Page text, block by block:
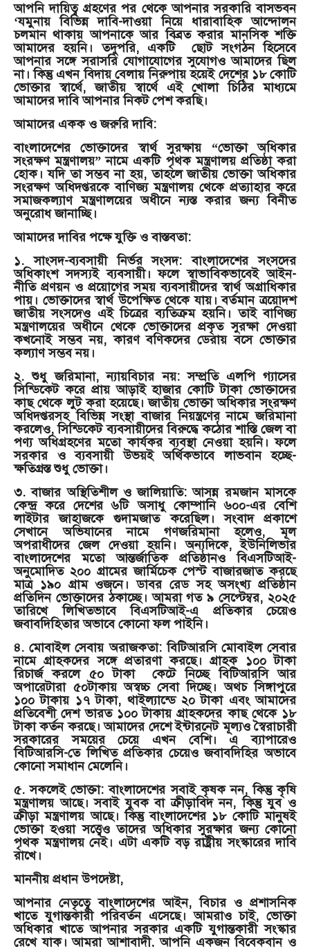
আপনি দায়িত্ব গ্রহণের পর থেকে আপনার সরকারি বাসভবন
‘যমুনায় বিভিন্ন দাবি-দাওয়া নিয়ে ধারাবাহিক আন্দোলন
চলমান থাকায় আপনাকে আর বিব্রত করার মানসিক শক্তি
আমাদের হয়নি। তদুপরি, একটি ছোট সংগঠন হিসেবে
আপনার সঙ্গে সরাসরি যোগাযোগের সুযোগও আমাদের ছিল
না। কিন্তু এখন বিদায় বেলায় নিরুপায় হয়েই দেশের ১৮ কোটি
ভোক্তার স্বার্থে, জাতীয় স্বার্থে এই খোলা চিঠির মাধ্যমে
আমাদের দাবি আপনার নিকট পেশ করছি।
আমাদের একক ও জরুরি দাবি:
বাংলাদেশের ভোক্তাদের স্বার্থ সুরক্ষায় “ভোক্তা অধিকার
সংরক্ষণ মন্ত্রণালয়” নামে একটি পৃথক মন্ত্রণালয় প্রতিষ্ঠা করা
হোক। যদি তা সম্ভব না হয়, তাহলে জাতীয় ভোক্তা অধিকার
সংরক্ষণ অধিদপ্তরকে বাণিজ্য মন্ত্রণালয় থেকে প্রত্যাহার করে
সমাজকল্যাণ মন্ত্রণালয়ের অধীনে ন্যস্ত করার জন্য বিনীত
অনুরোধ জানাচ্ছি।
আমাদের দাবির পক্ষে যুক্তি ও বাস্তবতা:
১. সাংসদ-ব্যবসায়ী নির্ভর সংসদ: বাংলাদেশের সংসদের
অধিকাংশ সদস্যই ব্যবসায়ী। ফলে স্বাভাবিকভাবেই আইন-
নীতি প্রণয়ন ও প্রয়োগের সময় ব্যবসায়ীদের স্বার্থ অগ্রাধিকার
পায়। ভোক্তাদের স্বার্থ উপেক্ষিত থেকে যায়। বর্তমান ত্রয়োদশ
জাতীয় সংসদেও এই চিত্রের ব্যতিক্রম হয়নি। তাই বাণিজ্য
মন্ত্রণালয়ের অধীনে থেকে ভোক্তাদের প্রকৃত সুরক্ষা দেওয়া
কখনোই সম্ভব নয়, কারণ বণিকদের ডেরায় বসে ভোক্তার
কল্যাণ সম্ভব নয়।
২. শুধু জরিমানা, ন্যায়বিচার নয়: সম্প্রতি এলপি গ্যাসের
সিন্ডিকেট করে প্রায় আড়াই হাজার কোটি টাকা ভোক্তাদের
কাছ থেকে লুট করা হয়েছে। জাতীয় ভোক্তা অধিকার সংরক্ষণ
অধিদপ্তরসহ বিভিন্ন সংস্থা বাজার নিয়ন্ত্রণের নামে জরিমানা
করলেও, সিন্ডিকেট ব্যবসায়ীদের বিরুদ্ধে কঠোর শাস্তি জেল বা
পণ্য অধিগ্রহণের মতো কার্যকর ব্যবস্থা নেওয়া হয়নি। ফলে
সরকার ও ব্যবসায়ী উভয়ই অর্থিকভাবে লাভবান হচ্ছে-
ক্ষতিগ্রস্ত শুধু ভোক্তা।
৩. বাজার অস্থিতিশীল ও জালিয়াতি: আসন্ন রমজান মাসকে
কেন্দ্র করে দেশের ৬টি অসাধু কোম্পানি ৬০০-এর বেশি
লাইটার জাহাজকে গুদামজাত করেছিল। সংবাদ প্রকাশে
সেখানে অভিযানের নামে গণজরিমানা হলেও, মূল
অপরাধীদের জেল দেওয়া হয়নি। অন্যদিকে, ইউনিলিভার
বাংলাদেশের মতো আন্তর্জাতিক প্রতিষ্ঠানও বিএসটিআই-
অনুমোদিত ২০০ গ্রামের জার্মিচেক পেস্ট বাজারজাত করছে
মাত্র ১৯০ গ্রাম ওজনে। ডাবর রেড সহ অসংখ্য প্রতিষ্ঠান
প্রতিদিন ভোক্তাদের ঠকাচ্ছে। আমরা গত ৯ সেপ্টেম্বর, ২০২৫
তারিখে লিখিতভাবে বিএসটিআই-এ প্রতিকার চেয়েও
জবাবদিহিতার অভাবে কোনো ফল পাইনি।
৪. মোবাইল সেবায় অরাজকতা: বিটিআরসি মোবাইল সেবার
নামে গ্রাহকদের সঙ্গে প্রতারণা করছে। গ্রাহক ১০০ টাকা
রিচার্জ করলে ৫০ টাকা কেটে নিচ্ছে বিটিআরসি আর
অপারেটারা ৫০টাকায় অস্বচ্চ সেবা দিচ্ছে। অথচ সিঙ্গাপুরে
১০০ টাকায় ১৭ টাকা, থাইল্যান্ডে ২০ টাকা এবং আমাদের
প্রতিবেশী দেশ ভারত ১০০ টাকায় গ্রাহকদের কাছ থেকে ১৮
টাকা কর্তন করছে। আমাদের দেশে ইন্টারনেট মূল্যও স্বৈরাচারী
সরকারের সময়ের চেয়ে এখন বেশি। এ ব্যাপারেও
বিটিআরসি-তে লিখিত প্রতিকার চেয়েও জবাবদিহির অভাবে
কোনো সমাধান মেলেনি।
৫. সকলেই ভোক্তা: বাংলাদেশের সবাই কৃষক নন, কিন্তু কৃষি
মন্ত্রণালয় আছে। সবাই যুবক বা ক্রীড়াবিদ নন, কিন্তু যুব ও
ক্রীড়া মন্ত্রণালয় আছে। কিন্তু বাংলাদেশের ১৮ কোটি মানুষই
ভোক্তা হওয়া সত্ত্বেও তাদের অধিকার সুরক্ষার জন্য কোনো
পৃথক মন্ত্রণালয় নেই। এটা একটি বড় রাষ্ট্রীয় সংস্কারের দাবি
রাখে।
মাননীয় প্রধান উপদেষ্টা,
আপনার নেতৃত্বে বাংলাদেশের আইন, বিচার ও প্রশাসনিক
খাতে যুগান্তকারী পরিবর্তন এসেছে। আমরাও চাই, ভোক্তা
অধিকার খাতে আপনার সরকার একটি যুগান্তকারী সংস্কার
রেখে যাক। আমরা আশাবাদী, আপনি একজন বিবেকবান ও